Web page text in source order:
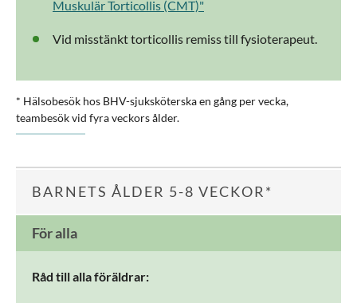
Muskulär Torticollis (CMT)"
Vid misstänkt torticollis remiss till fysioterapeut.
* Hälsobesök hos BHV-sjuksköterska en gång per vecka,
teambesök vid fyra veckors ålder.
BARNETS ÅLDER 5-8 VECKOR*
För alla
Råd till alla föräldrar: